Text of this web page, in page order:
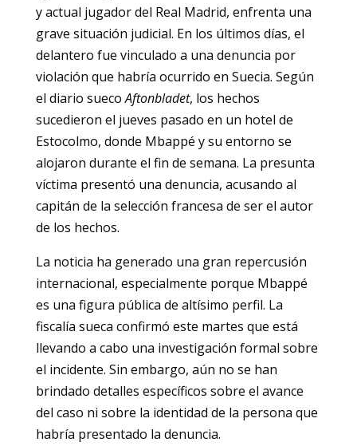
y actual jugador del Real Madrid, enfrenta una
grave situación judicial. En los últimos días, el
delantero fue vinculado a una denuncia por
violación que habría ocurrido en Suecia. Según
el diario suecoAftonbladet, los hechos
sucedieron el jueves pasado en un hotel de
Estocolmo, donde Mbappé y su entorno se
alojaron durante el fin de semana. La presunta
víctima presentó una denuncia, acusando al
capitán de la selección francesa de ser el autor
de los hechos.
La noticia ha generado una gran repercusión
internacional, especialmente porque Mbappé
es una figura pública de altísimo perfil. La
fiscalía sueca confirmó este martes que está
llevando a cabo una investigación formal sobre
el incidente. Sin embargo, aún no se han
brindado detalles específicos sobre el avance
del caso ni sobre la identidad de la persona que
habría presentado la denuncia.